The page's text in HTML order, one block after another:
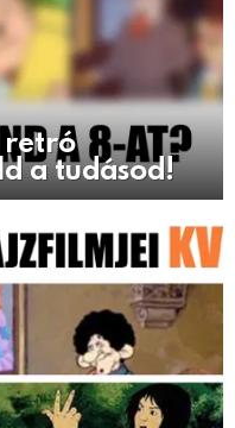
retró
a tudásod!